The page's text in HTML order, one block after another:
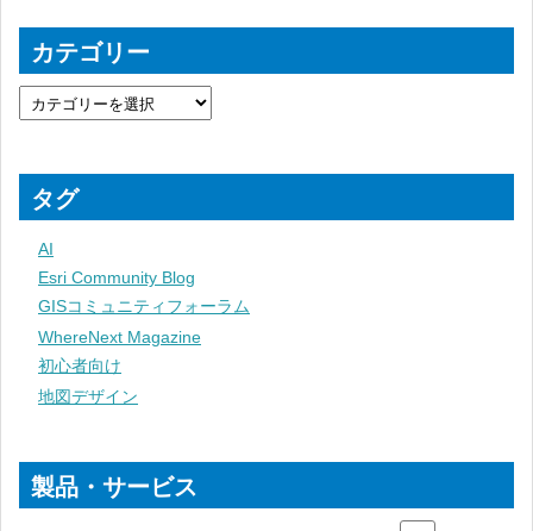
カテゴリー
タグ
AI
Esri Community Blog
GISコミュニティフォーラム
WhereNext Magazine
初心者向け
地図デザイン
製品・サービス